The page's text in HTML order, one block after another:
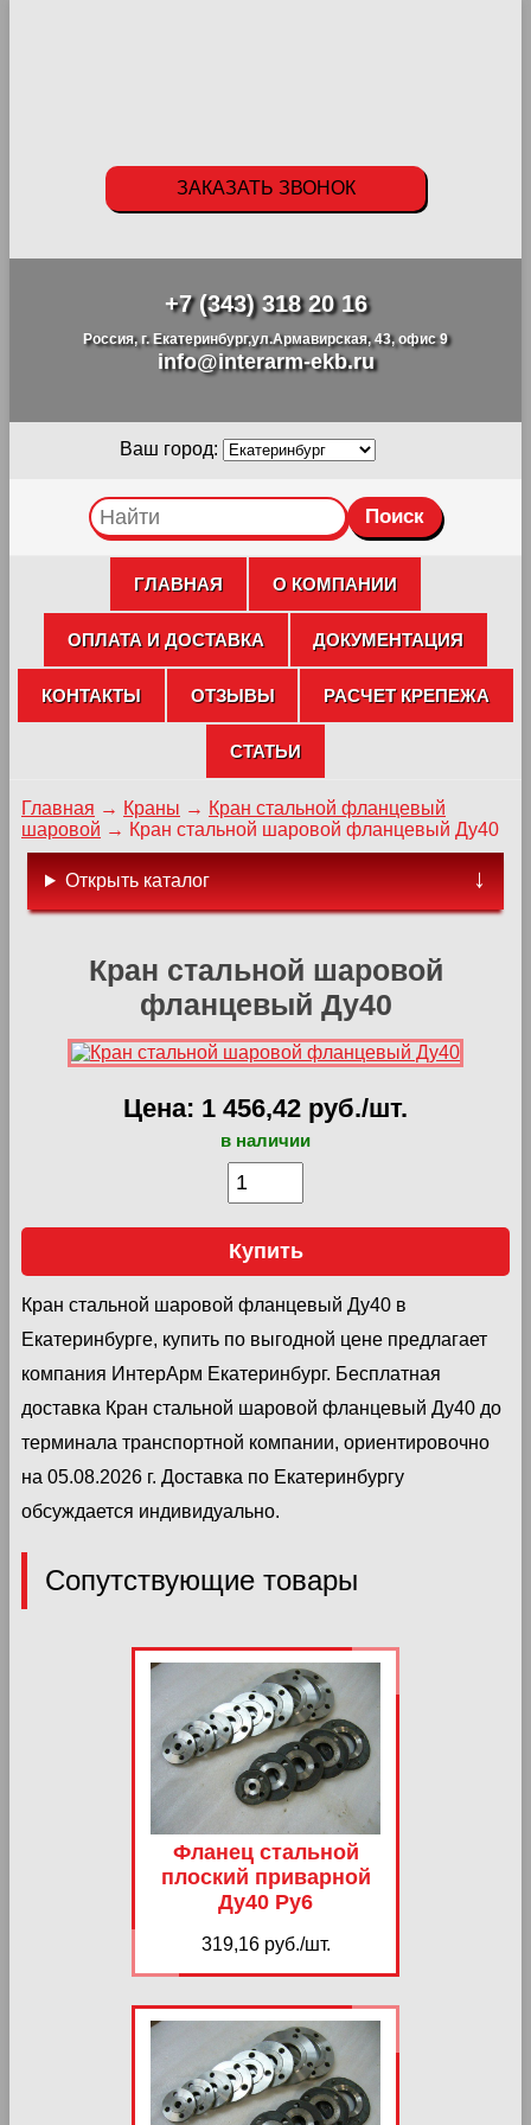
+7 (343) 318 20 16
Россия, г. Екатеринбург,ул.Армавирская, 43, офис 9
info@interarm-ekb.ru
ЗАКАЗАТЬ ЗВОНОК
Ваш город:
ГЛАВНАЯ О КОМПАНИИ
ОПЛАТА И ДОСТАВКА ДОКУМЕНТАЦИЯ
КОНТАКТЫ ОТЗЫВЫ РАСЧЕТ КРЕПЕЖА
СТАТЬИ
Главная → Краны → Кран cтальной фланцевый
шаровой → Кран стальной шаровой фланцевый Ду40
Кран стальной шаровой
фланцевый Ду40
Цена: 1 456,42 руб./шт.
в наличии
Купить
Кран стальной шаровой фланцевый Ду40 в
Екатеринбурге, купить по выгодной цене предлагает
компания ИнтерАрм Екатеринбург. Бесплатная
доставка Кран стальной шаровой фланцевый Ду40 до
терминала транспортной компании, ориентировочно
на 05.08.2026 г. Доставка по Екатеринбургу
обсуждается индивидуально.
Сопутствующие товары
Фланец стальной
плоский приварной
Ду40 Ру6
319,16 руб./шт.
Открыть каталог